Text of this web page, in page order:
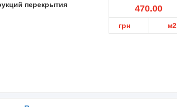
перекрытия
470.00
грн м2